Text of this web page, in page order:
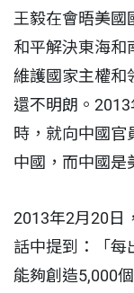
王毅在會晤美國
和平解決東海和
維護國家主權和
還不明朗。
時，就向中國官
中國，而中國是
2013年2月20日
話中提到：「每
能夠創造5,000